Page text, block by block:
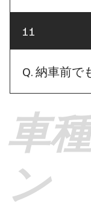
らお気軽にお
安心してお使
ステム設計を
便利な機能を
プランや、防
まで、お客様
合わせて最適
み合わせるこ
の少ない場所
犯性能を発揮
とりのご使用
「本当に必要
ます。 無理に
とって最適な
サイレンや各
プションは、
す。 ただし、
先に考え、配
う、見えない
ております。
する場合は、
加工する必要
ってしまう場
ンがございま
本体の施工時
おすすめして
11
Q. 納車前で
は、新車ご納
しております
入庫いただく
だ確定してい
分かりました
車
ン​